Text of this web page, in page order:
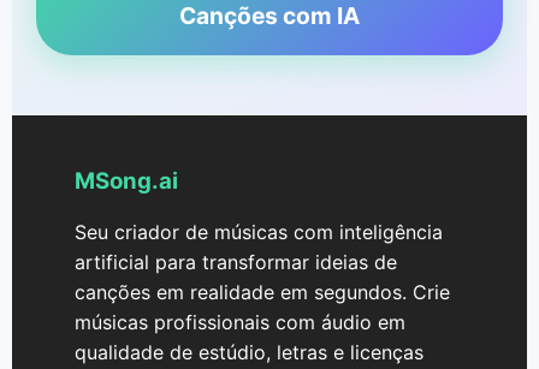
Canções com IA
MSong.ai
Seu criador de músicas com inteligência
artificial para transformar ideias de
canções em realidade em segundos. Crie
músicas profissionais com áudio em
qualidade de estúdio, letras e licenças